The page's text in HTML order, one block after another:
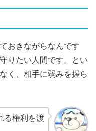
おきながらなんです
りたい人間です。とい
く、相手に弱みを握ら
る権利を渡